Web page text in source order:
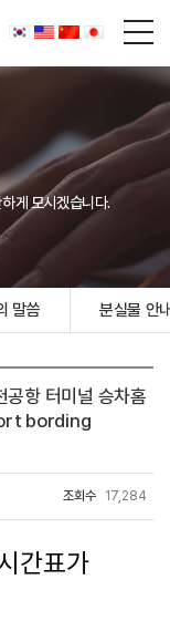
게 모시겠습니다.
말씀 분실물 안
항 터미널 승차홈
bording
조회수 17,284
간표가